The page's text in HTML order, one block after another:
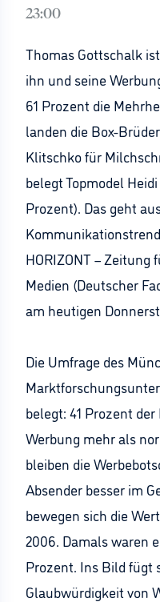
23:00
Thomas Gottschalk
ihn und seine
61 Prozent die
landen die Box-
Klitschko für
belegt Topmodel
Prozent). Das geht
HORIZONT –
Medien (Deutscher
am heutigen
Die Umfrage des
belegt: 41 Prozent
Werbung mehr als
bleiben die
Absender besser im
bewegen sich die
2006. Damals waren
Prozent. Ins Bild fügt
Glaubwürdigkeit von